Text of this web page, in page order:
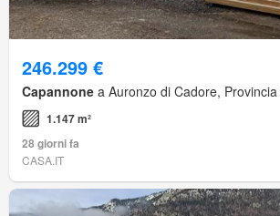
246.299 €
Capannone a Auronzo di Cadore,
1.147 m²
28 giorni fa
CASA.IT